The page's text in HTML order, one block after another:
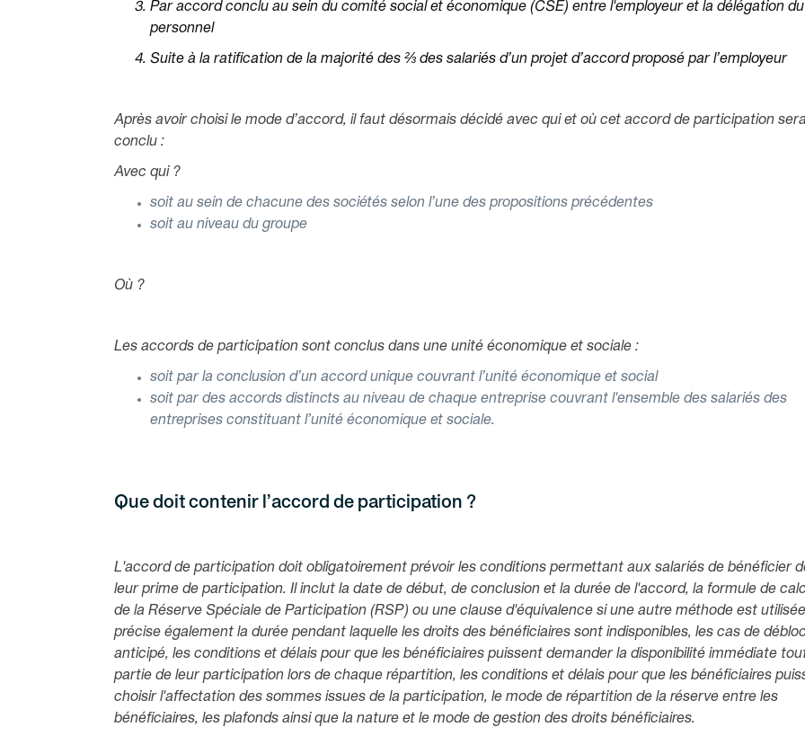
Par accord conclu au sein du comité social et économique (CSE) entre l'employeur et la délégation du
personnel
Suite à la ratification de la majorité des ⅔ des salariés d’un projet d’accord proposé par l’employeur
Après avoir choisi le mode d’accord, il faut désormais décidé avec qui et où cet accord de participation sera
conclu :
Avec qui ?
soit au sein de chacune des sociétés selon l’une des propositions précédentes
soit au niveau du groupe
Où ?
Les accords de participation sont conclus dans une unité économique et sociale :
soit par la conclusion d’un accord unique couvrant l’unité économique et social
soit par des accords distincts au niveau de chaque entreprise couvrant l'ensemble des salariés des
entreprises constituant l’unité économique et sociale.
Que doit contenir l’accord de participation ?
L'accord de participation doit obligatoirement prévoir les conditions permettant aux salariés de bénéficier
leur prime de participation. Il inclut la date de début, de conclusion et la durée de l'accord, la formule de
de la Réserve Spéciale de Participation (RSP) ou une clause d'équivalence si une autre méthode est
précise également la durée pendant laquelle les droits des bénéficiaires sont indisponibles, les cas de
anticipé, les conditions et délais pour que les bénéficiaires puissent demander la disponibilité immédiate
partie de leur participation lors de chaque répartition, les conditions et délais pour que les bénéficiaires
choisir l'affectation des sommes issues de la participation, le mode de répartition de la réserve entre les
bénéficiaires, les plafonds ainsi que la nature et le mode de gestion des droits bénéficiaires.